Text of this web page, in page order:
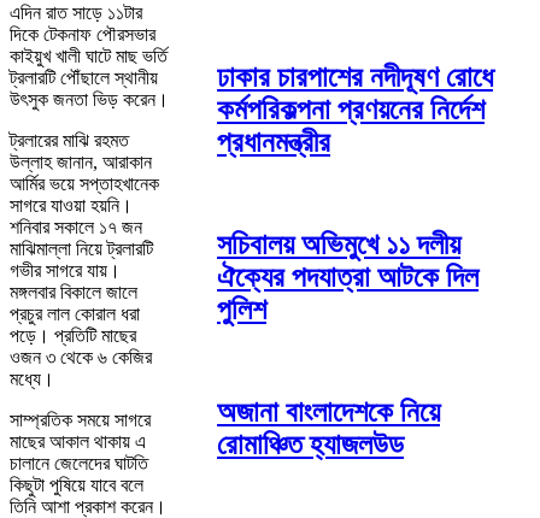
এদিন রাত সাড়ে ১১টার
দিকে টেকনাফ পৌরসভার
কাইয়ুখ খালী ঘাটে মাছ ভর্তি
ট্রলারটি পৌঁছালে স্থানীয়
উৎসুক জনতা ভিড় করেন।
ট্রলারের মাঝি রহমত
উল্লাহ জানান, আরাকান
আর্মির ভয়ে সপ্তাহখানেক
সাগরে যাওয়া হয়নি।
শনিবার সকালে ১৭ জন
মাঝিমাল্লা নিয়ে ট্রলারটি
গভীর সাগরে যায়।
মঙ্গলবার বিকালে জালে
প্রচুর লাল কোরাল ধরা
পড়ে। প্রতিটি মাছের
ওজন ৩ থেকে ৬ কেজির
মধ্যে।
সাম্প্রতিক সময়ে সাগরে
মাছের আকাল থাকায় এ
চালানে জেলেদের ঘাটতি
কিছুটা পুষিয়ে যাবে বলে
তিনি আশা প্রকাশ করেন।
ঢাকার চারপাশের নদীদূষণ রোধে
কর্মপরিকল্পনা প্রণয়নের নির্দেশ
প্রধানমন্ত্রীর
সচিবালয় অভিমুখে ১১ দলীয়
ঐক্যের পদযাত্রা আটকে দিল
পুলিশ
অজানা বাংলাদেশকে নিয়ে
রোমাঞ্চিত হ্যাজলউড